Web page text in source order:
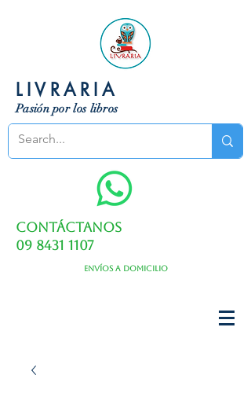
LIVRARIA
Pasión por los libros
Contáctanos
09 8431 1107
Envíos a domicilio